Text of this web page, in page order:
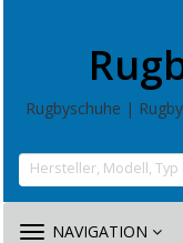
Rugbyschuhe |
TOGGLE
NAVIGATION